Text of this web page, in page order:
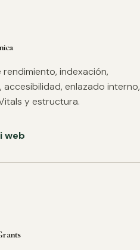
rendimiento, indexación,
accesibilidad, enlazado interno,
y estructura.
web